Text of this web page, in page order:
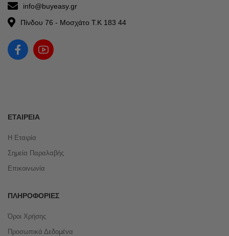
info@buyeasy.gr
Πίνδου 76 - Μοσχάτο Τ.Κ 183 44
ΕΤΑΙΡΕΊΑ
Η Εταιρία
Σημεία Παραλαβής
Επικοινωνία
ΠΛΗΡΟΦΟΡΊΕΣ
Όροι Χρήσης
Προσωπικά Δεδομένα